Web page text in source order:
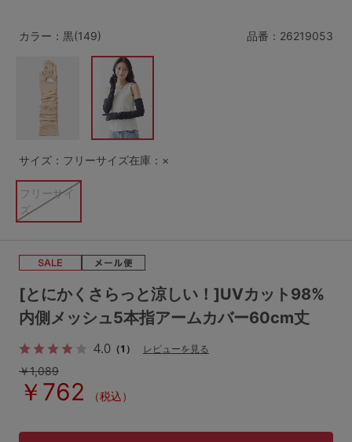
H70
SS M
L LL 3L
S-AB S-CD
M-AB M-CD
L-AB L-CD L-EF
LL-EF
価格帯から探す
～999円
2,000～2,999円
4,000円～
セールアイテムから探す
その他から探す
お気に入り
新着アイテム
ランキング
高評価レビューアイテム
品番： 26219053
[とにかくさらっと涼しい！]UVカット98%
内側メッシュ5本指アームカバー60cm丈
4.0（1）
レビューを見る
￥1,089
￥762 （税込）
カラー：黒(149)
サイズ：フリーサイズ在庫：×
フリーサイ
ズ